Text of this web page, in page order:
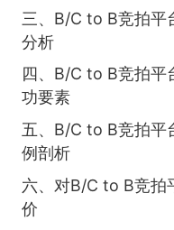
三、B/C to B竞拍平
分析
四、B/C to B竞拍平
功要素
五、B/C to B竞拍平
例剖析
六、对B/C to B竞拍
价